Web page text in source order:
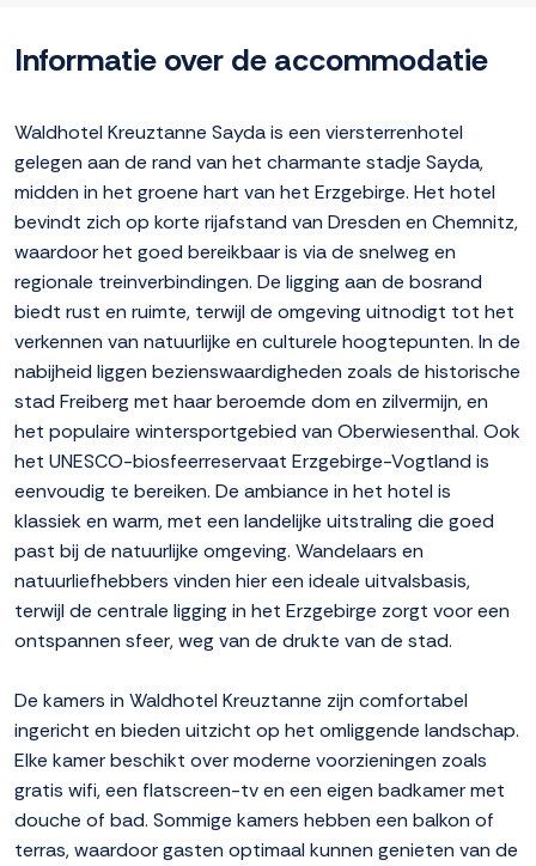
Informatie over de accommodatie
Waldhotel Kreuztanne Sayda is een viersterrenhotel
gelegen aan de rand van het charmante stadje Sayda,
midden in het groene hart van het Erzgebirge. Het hotel
bevindt zich op korte rijafstand van Dresden en Chemnitz,
waardoor het goed bereikbaar is via de snelweg en
regionale treinverbindingen. De ligging aan de bosrand
biedt rust en ruimte, terwijl de omgeving uitnodigt tot het
verkennen van natuurlijke en culturele hoogtepunten. In de
nabijheid liggen bezienswaardigheden zoals de historische
stad Freiberg met haar beroemde dom en zilvermijn, en
het populaire wintersportgebied van Oberwiesenthal. Ook
het UNESCO-biosfeerreservaat Erzgebirge-Vogtland is
eenvoudig te bereiken. De ambiance in het hotel is
klassiek en warm, met een landelijke uitstraling die goed
past bij de natuurlijke omgeving. Wandelaars en
natuurliefhebbers vinden hier een ideale uitvalsbasis,
terwijl de centrale ligging in het Erzgebirge zorgt voor een
ontspannen sfeer, weg van de drukte van de stad.
De kamers in Waldhotel Kreuztanne zijn comfortabel
ingericht en bieden uitzicht op het omliggende landschap.
Elke kamer beschikt over moderne voorzieningen zoals
gratis wifi, een flatscreen-tv en een eigen badkamer met
douche of bad. Sommige kamers hebben een balkon of
terras, waardoor gasten optimaal kunnen genieten van de